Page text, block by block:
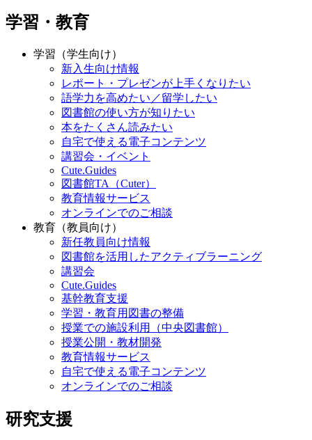
学習・教育
学習（学生向け）
新入生向け情報
レポート・プレゼンが上手くなりたい
語学力を高めたい／留学したい
図書館の使い方が知りたい
本をたくさん読みたい
自宅で使える電子コンテンツ
講習会・イベント
Cute.Guides
図書館TA（Cuter）
教育情報サービス
オンラインでのご相談
教育（教員向け）
新任教員向け情報
図書館を活用したアクティブラーニング
講習会
Cute.Guides
基幹教育支援
学習・教育用図書の整備
授業での施設利用（中央図書館）
授業公開・教材開発
教育情報サービス
自宅で使える電子コンテンツ
オンラインでのご相談
研究支援